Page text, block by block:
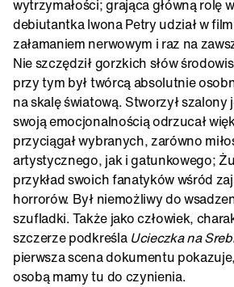
wytrzymałości; grająca główną rolę w
debiutantka Iwona Petry udział w
załamaniem nerwowym i raz na
Nie szczędził gorzkich słów
przy tym był twórcą absolutnie
na skalę światową. Stworzył
swoją emocjonalnością odrzucał
przyciągał wybranych, zarówno
artystycznego, jak i gatunkowego;
przykład swoich fanatyków wśród
horrorów. Był niemożliwy do
szufladki. Także jako człowiek,
szczerze podkreśla Ucieczka na
pierwsza scena dokumentu
osobą mamy tu do czynienia.